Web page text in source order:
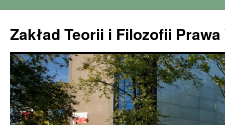
Zakład Teorii i Filozofii